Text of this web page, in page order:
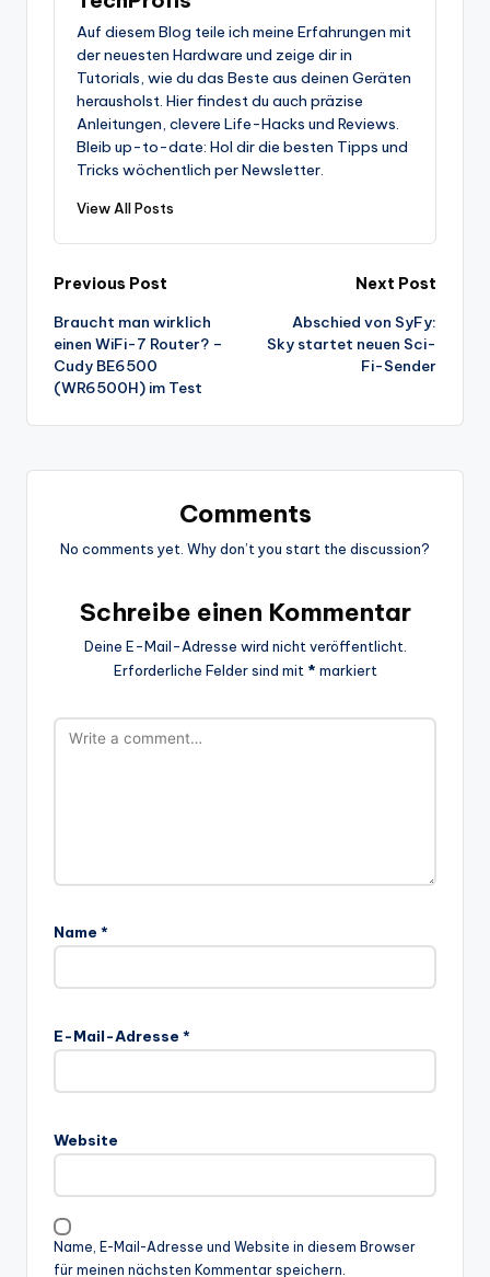
Auf diesem Blog teile ich meine Erfahrungen mit
der neuesten Hardware und zeige dir in
Tutorials, wie du das Beste aus deinen Geräten
herausholst. Hier findest du auch präzise
Anleitungen, clevere Life-Hacks und Reviews.
Bleib up-to-date: Hol dir die besten Tipps und
Tricks wöchentlich per Newsletter.
View All Posts
Post
navigation
Previous Post
Braucht man wirklich
einen WiFi-7 Router? –
Cudy BE6500
(WR6500H) im Test
Next Post
Abschied von SyFy:
Sky startet neuen Sci-
Fi-Sender
Comments
No comments yet. Why don’t you start the discussion?
Schreibe einen Kommentar
Deine E-Mail-Adresse wird nicht veröffentlicht.
Erforderliche Felder sind mit * markiert
Name *
E-Mail-Adresse *
Website
Name, E-Mail-Adresse und Website in diesem Browser
für meinen nächsten Kommentar speichern.